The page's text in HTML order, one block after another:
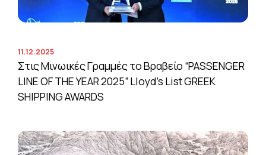
11.12.2025
Στις Μινωικές Γραμμές το Βραβείο “PASSENGER
LINE OF THE YEAR 2025” Lloyd’s List GREEK
SHIPPING AWARDS